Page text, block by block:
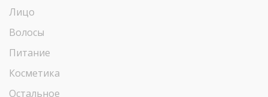
Лицо
Волосы
Питание
Косметика
Остальное